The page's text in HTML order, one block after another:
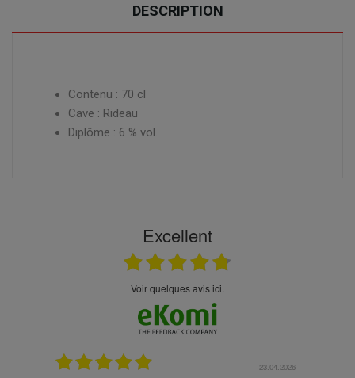
DESCRIPTION
Contenu : 70 cl
Cave : Rideau
Diplôme : 6 % vol.
Excellent
Voir quelques avis ici.
23.04.2026